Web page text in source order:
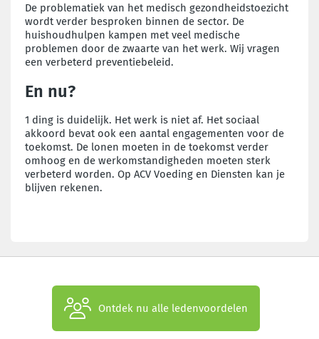
De problematiek van het medisch gezondheidstoezicht
wordt verder besproken binnen de sector. De
huishoudhulpen kampen met veel medische
problemen door de zwaarte van het werk. Wij vragen
een verbeterd preventiebeleid.
En nu?
1 ding is duidelijk. Het werk is niet af. Het sociaal
akkoord bevat ook een aantal engagementen voor de
toekomst. De lonen moeten in de toekomst verder
omhoog en de werkomstandigheden moeten sterk
verbeterd worden. Op ACV Voeding en Diensten kan je
blijven rekenen.
Ontdek nu alle ledenvoordelen